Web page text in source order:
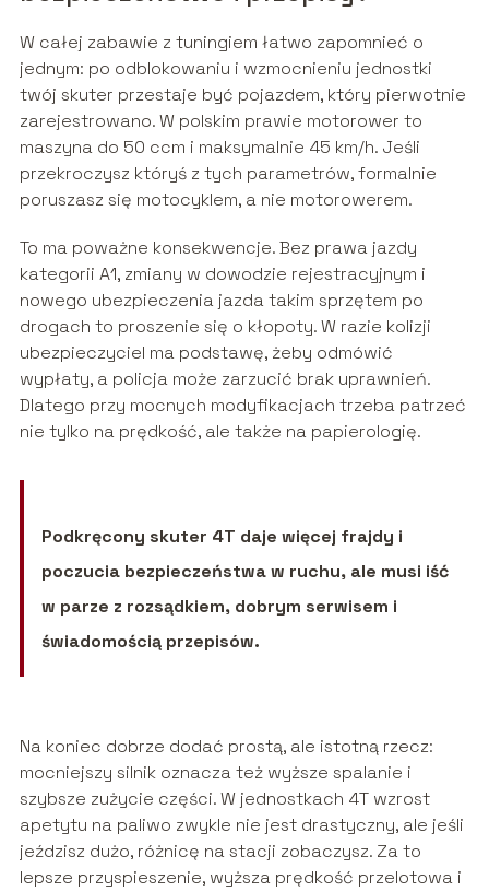
W całej zabawie z tuningiem łatwo zapomnieć o
jednym: po odblokowaniu i wzmocnieniu jednostki
twój skuter przestaje być pojazdem, który pierwotnie
zarejestrowano. W polskim prawie motorower to
maszyna do 50 ccm i maksymalnie 45 km/h. Jeśli
przekroczysz któryś z tych parametrów, formalnie
poruszasz się motocyklem, a nie motorowerem.
To ma poważne konsekwencje. Bez prawa jazdy
kategorii A1, zmiany w dowodzie rejestracyjnym i
nowego ubezpieczenia jazda takim sprzętem po
drogach to proszenie się o kłopoty. W razie kolizji
ubezpieczyciel ma podstawę, żeby odmówić
wypłaty, a policja może zarzucić brak uprawnień.
Dlatego przy mocnych modyfikacjach trzeba patrzeć
nie tylko na prędkość, ale także na papierologię.
Podkręcony skuter 4T daje więcej frajdy i
poczucia bezpieczeństwa w ruchu, ale musi iść
w parze z rozsądkiem, dobrym serwisem i
świadomością przepisów.
Na koniec dobrze dodać prostą, ale istotną rzecz:
mocniejszy silnik oznacza też wyższe spalanie i
szybsze zużycie części. W jednostkach 4T wzrost
apetytu na paliwo zwykle nie jest drastyczny, ale jeśli
jeździsz dużo, różnicę na stacji zobaczysz. Za to
lepsze przyspieszenie, wyższa prędkość przelotowa i